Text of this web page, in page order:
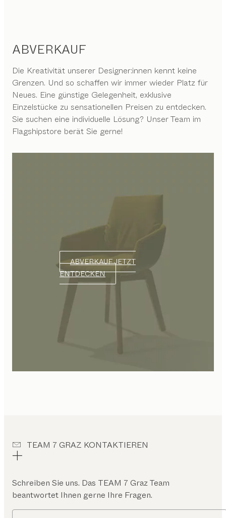
ABVERKAUF
Die Kreativität unserer Designer:innen kennt keine
Grenzen. Und so schaffen wir immer wieder Platz für
Neues. Eine günstige Gelegenheit, exklusive
Einzelstücke zu sensationellen Preisen zu entdecken.
Sie suchen eine individuelle Lösung? Unser Team im
Flagshipstore berät Sie gerne!
ABVERKAUF JETZT
ENTDECKEN
TEAM 7 GRAZ KONTAKTIEREN
Schreiben Sie uns. Das TEAM 7 GrazTeam
beantwortet Ihnen gerne Ihre Fragen.